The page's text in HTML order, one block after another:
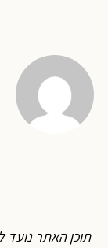
תוכן האתר נועד